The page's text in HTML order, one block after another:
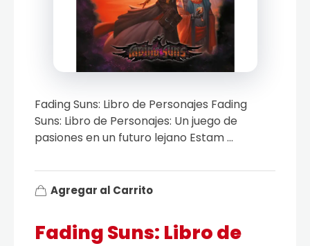
Fading Suns: Libro de
Fading Suns: Libro de Personajes Fading
Suns: Libro de Personajes: Un juego de
pasiones en un futuro lejano Estam ...
Agregar al Carrito